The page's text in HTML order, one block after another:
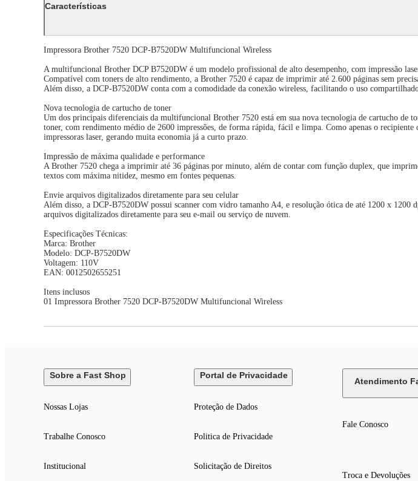
Características
Impressora Brother 7520 DCP-B7520DW Multifuncional Wireless
A multifuncional Brother DCP B7520DW é um modelo profissional de alto desempenho, com impressão
Compatível com toners de alto rendimento, a Brother 7520 é capaz de imprimir até 2.600 páginas sem
Além disso, a DCP-B7520DW conta com a comodidade da conexão wireless, facilitando o uso
Nova tecnologia de cartucho de toner
Um dos principais diferenciais da multifuncional Brother 7520 está em sua nova tecnologia de cartucho de
toner, com rendimento médio de 2600 impressões, de forma rápida, fácil e limpa. Como apenas o
impressoras laser, gerando muita economia já a curto prazo.
Impressão de máxima qualidade e performance
A Brother 7520 chega a imprimir até 36 páginas por minuto, além de contar com função duplex, que
textos com máxima nitidez, mesmo em fontes pequenas.
Envie arquivos digitalizados diretamente para seu celular
Além disso, a DCP-B7520DW possui scanner com vidro tamanho A4, e resolução ótica de até 1200 x
arquivos digitalizados diretamente para seu e-mail ou serviço de nuvem.
Especificações Técnicas:
Marca: Brother
Modelo: DCP-B7520DW
Voltagem: 110V
EAN: 0012502655251
Itens inclusos
01 Impressora Brother 7520 DCP-B7520DW Multifuncional Wireless
Sobre a Fast Shop
Nossas Lojas
Trabalhe Conosco
Institucional
Portal de Privacidade
Proteção de Dados
Politica de Privacidade
Solicitação de Direitos
Atendimento
Fale Conosco
Troca e Devoluções